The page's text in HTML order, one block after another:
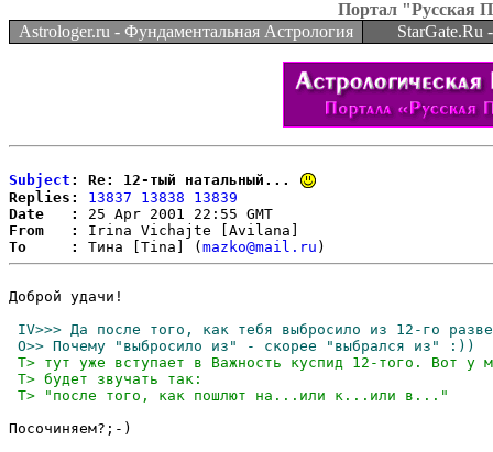
Портал "Русская
Astrologer.ru - Фундаментальная Астрология
StarGate.Ru
Subject : Re: 12-тый натальный...
Replies:
13837 13838
13839
Date   :
From   :
To     :
Тина [Tina] ( mazko@mail.ru
Доброй удачи!
Посочиняем?;-)